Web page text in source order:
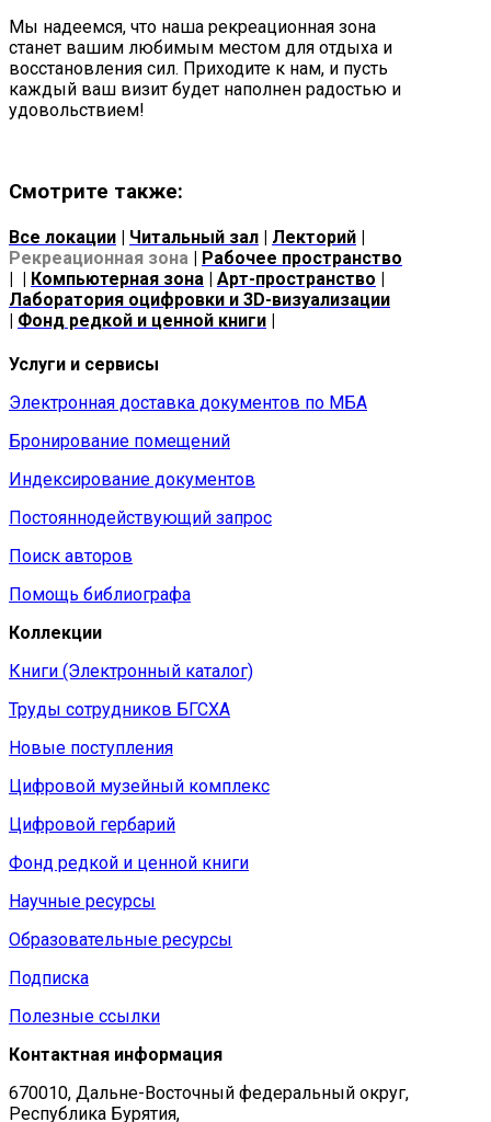
Мы надеемся, что наша рекреационная зона
станет вашим любимым местом для отдыха и
восстановления сил. Приходите к нам, и пусть
каждый ваш визит будет наполнен радостью и
удовольствием!
Смотрите также:
Все локации | Читальный зал | Лекторий |
Рекреационная зона | Рабочее пространство
| | Компьютерная зона | Арт-пространство |
Лаборатория оцифровки и 3D-визуализации
| Фонд редкой и ценной книги |
Услуги и сервисы
Электронная доставка документов по МБА
Бронирование помещений
Индексирование документов
Постояннодействующий запрос
Поиск авторов
Помощь библиографа
Коллекции
Книги (Электронный каталог)
Труды сотрудников БГСХА
Новые поступления
Цифровой музейный комплекс
Цифровой гербарий
Фонд редкой и ценной книги
Научные ресурсы
Образовательные ресурсы
Подписка
Полезные ссылки
Контактная информация
670010, Дальне-Восточный федеральный округ,
Республика Бурятия,